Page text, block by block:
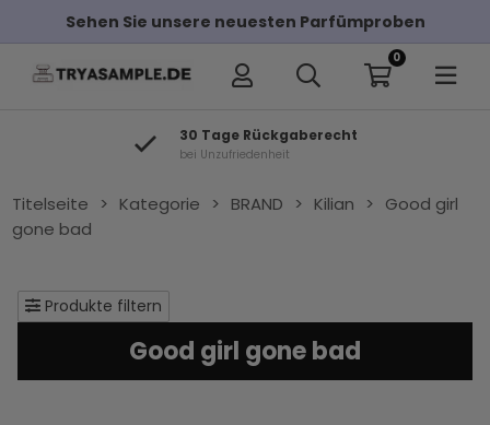
Sehen Sie unsere neuesten Parfümproben
0
30 Tage Rückgaberecht
bei Unzufriedenheit
Titelseite > Kategorie > BRAND > Kilian > Good girl
gone bad
Produkte filtern
Good girl gone bad